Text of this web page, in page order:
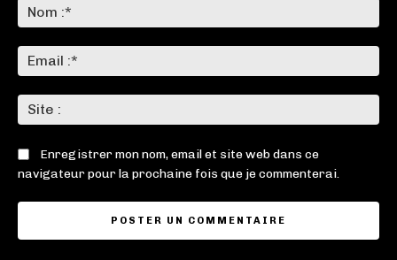
:*
:*
:
Enregistrer mon nom, email et site web dans ce
navigateur pour la prochaine fois que je commenterai.